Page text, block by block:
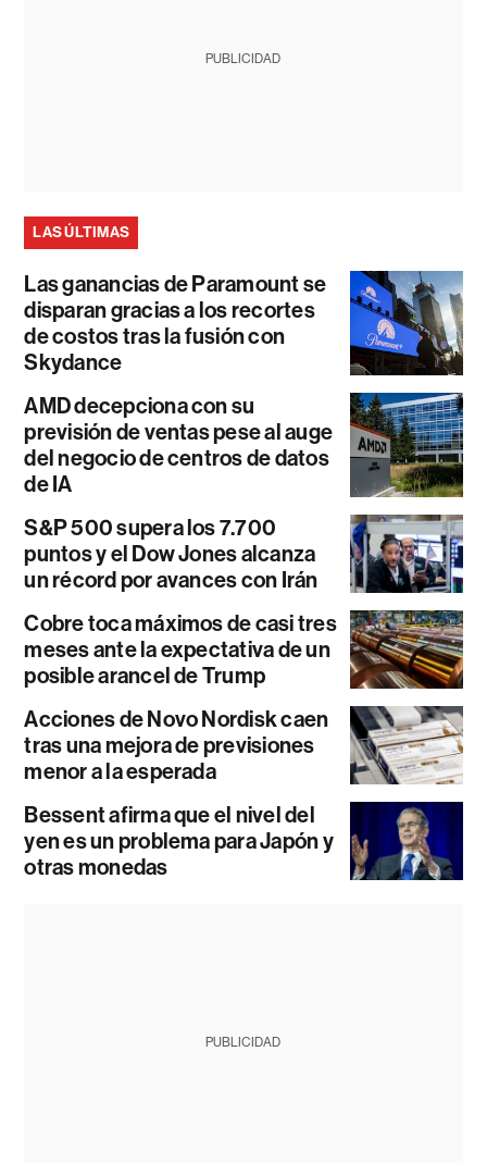
PUBLICIDAD
LAS ÚLTIMAS
Las ganancias de Paramount se
disparan gracias a los recortes
de costos tras la fusión con
Skydance
AMD decepciona con su
previsión de ventas pese al auge
del negocio de centros de datos
de IA
S&P 500 supera los 7.700
puntos y el Dow Jones alcanza
un récord por avances con Irán
Cobre toca máximos de casi tres
meses ante la expectativa de un
posible arancel de Trump
Acciones de Novo Nordisk caen
tras una mejora de previsiones
menor a la esperada
Bessent afirma que el nivel del
yen es un problema para Japón y
otras monedas
PUBLICIDAD